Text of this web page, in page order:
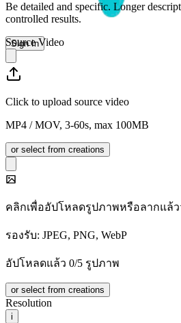
Sign In
Be detailed and specific. Longer
controlled results.
Source Video
Click to upload source video
MP4 / MOV, 3-60s, max 100MB
or select from creations
คลิกเพื่ออัปโหลดรูปภาพหรือลากแล้ว
รองรับ: JPEG, PNG, WebP
อัปโหลดแล้ว 0/5 รูปภาพ
or select from creations
Resolution
i